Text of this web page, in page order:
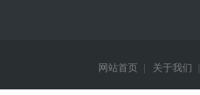
网站首页 关于我们